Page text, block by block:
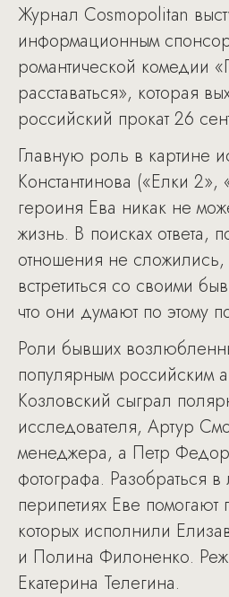
Журнал Cosmopolitan
информационным
романтической комедии
расставаться», которая
российский прокат 26
Главную роль в картине
Константинова («Елки 2»,
героиня Ева никак не
жизнь. В поисках ответа,
отношения не
встретиться со своими
что они думают по этому
Роли бывших
популярным российским
Козловский сыграл
исследователя, Артур
менеджера, а Петр
фотографа. Разобраться
перипетиях Еве
которых исполнили
и Полина Филоненко.
Екатерина Телегина.